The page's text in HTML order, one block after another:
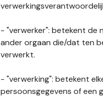
- "verwerker": betekent de
ander orgaan die/dat ten
verwerkt.
- "verwerking": betekent
persoonsgegevens of een